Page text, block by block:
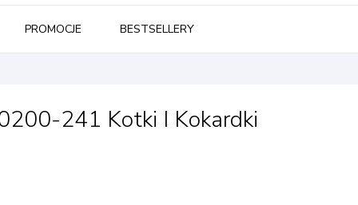
PROMOCJE BESTSELLERY
241 Kotki I Kokardki